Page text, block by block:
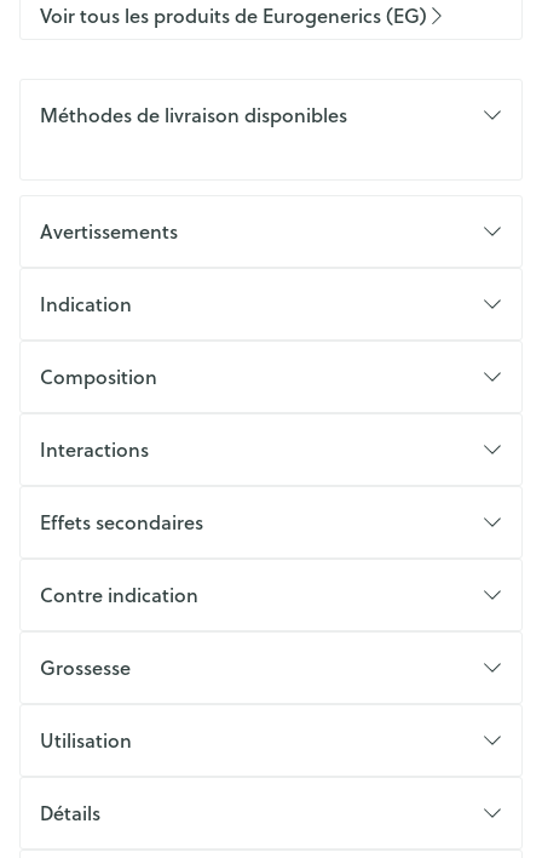
Voir tous les produits de Eurogenerics (EG)
Méthodes de livraison disponibles
Avertissements
Indication
Composition
Interactions
Effets secondaires
Contre indication
Grossesse
Utilisation
Détails